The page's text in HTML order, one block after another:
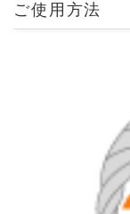
ご使用方法